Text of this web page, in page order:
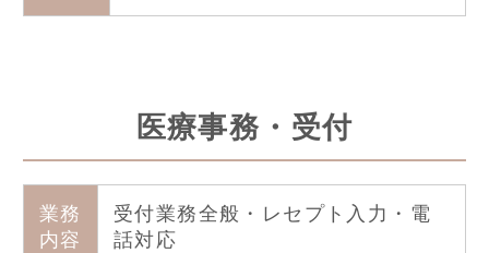
医療事務・受付
業務
内容
受付業務全般・レセプト入力・電
話対応